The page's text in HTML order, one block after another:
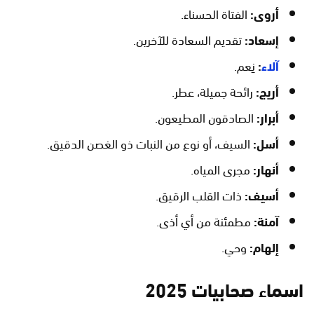
أروى:الفتاة الحسناء.
إسعاد:تقديم السعادة للآخرين.
آلاء:نِعم.
أريج:رائحة جميلة، عطر.
أبرار:الصادقون المطيعون.
أسل:السيف، أو نوع من النبات ذو الغصن الدقيق.
أنهار:مجرى المياه.
أسيف:ذات القلب الرقيق.
آمنة:مطمئنة من أي أذى.
إلهام:وحي.
اسماء صحابيات 2025